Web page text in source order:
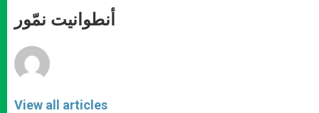
p
p e
o
k
أنطوانيت نمّور
View all articles